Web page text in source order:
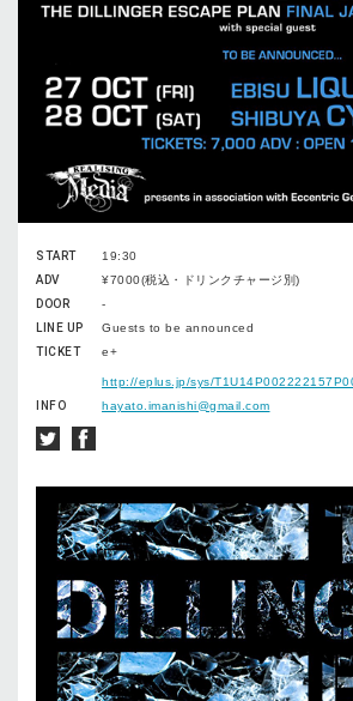
START
19:30
ADV
¥7000(税込・ドリンクチャージ別)
DOOR
-
LINE UP
Guests to be announced
TICKET
e+
http://eplus.jp/sys/
INFO
hayato.imanishi@gmail.com